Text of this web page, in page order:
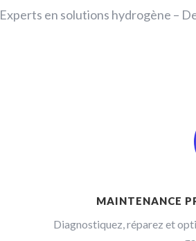
Experts en solutions hydrogène –
MAINTENANCE
Diagnostiquez, réparez et